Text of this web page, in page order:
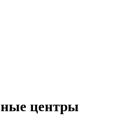
центры